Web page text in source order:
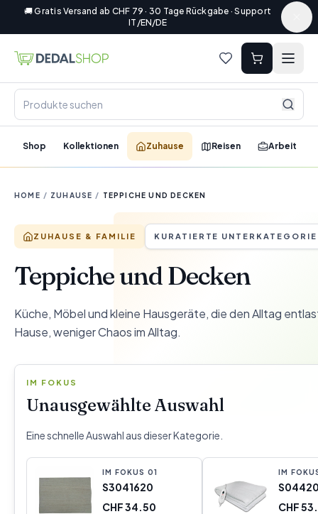
🚚 Gratis Versand ab CHF 79 · 30 Tage Rückgabe · Support
IT/EN/DE
Shop Kollektionen Zuhause Reisen Arbeit
HOME / ZUHAUSE / TEPPICHE UND DECKEN
ZUHAUSE & FAMILIE KURATIERTE UNTERKATEGORIE
Teppiche und Decken
Küche, Möbel und kleine Hausgeräte, die den Alltag
Hause, weniger Chaos im Alltag.
IM FOKUS
Unausgewählte Auswahl
Eine schnelle Auswahl aus dieser Kategorie.
IM FOKUS 01
S3041620
CHF 34.50
IM
CHF